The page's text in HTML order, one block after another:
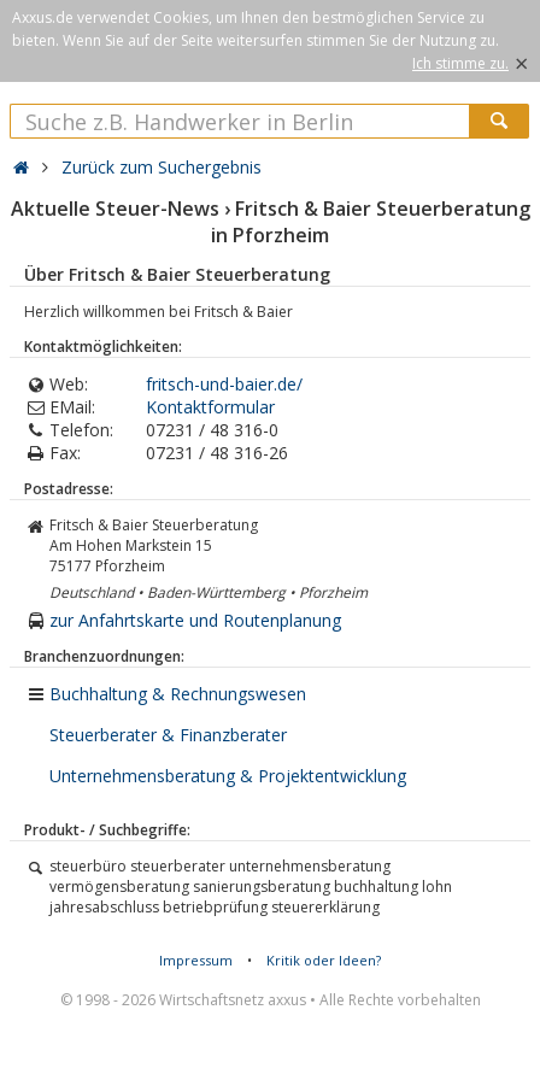
Axxus.de verwendet Cookies, um Ihnen den bestmöglichen Service zu
bieten. Wenn Sie auf der Seite weitersurfen stimmen Sie der Nutzung zu.
Ich stimme zu. ×
Zurück zum Suchergebnis
Aktuelle Steuer-News › Fritsch & Baier Steuerberatung
in Pforzheim
Über Fritsch & Baier Steuerberatung
Herzlich willkommen bei Fritsch & Baier
Kontaktmöglichkeiten:
Web:
fritsch-und-baier.de/
EMail:
Kontaktformular
Telefon:
07231 / 48 316-0
Fax:
07231 / 48 316-26
Postadresse:
Fritsch & Baier Steuerberatung
Am Hohen Markstein 15
75177 Pforzheim
Deutschland • Baden-Württemberg • Pforzheim
zur Anfahrtskarte und Routenplanung
Branchenzuordnungen:
Buchhaltung & Rechnungswesen
Steuerberater & Finanzberater
Unternehmensberatung & Projektentwicklung
Produkt- / Suchbegriffe:
steuerbüro steuerberater unternehmensberatung
vermögensberatung sanierungsberatung buchhaltung lohn
jahresabschluss betriebprüfung steuererklärung
Impressum • Kritik oder Ideen?
© 1998 - 2026 Wirtschaftsnetz axxus • Alle Rechte vorbehalten